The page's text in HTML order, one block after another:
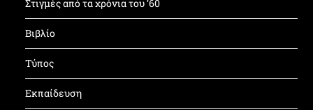
Στιγμές από τα χρόνια του ’60
Βιβλίο
Τύπος
Εκπαίδευση